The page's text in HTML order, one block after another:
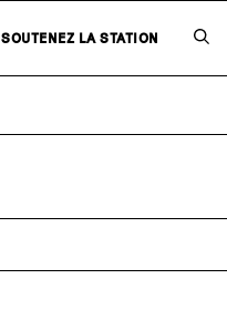
SOUTENEZ LA STATION